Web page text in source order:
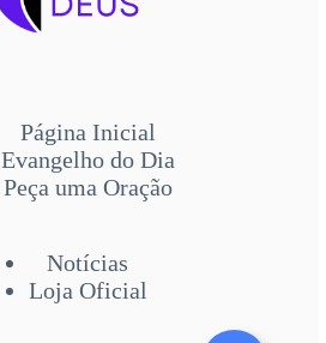
Página Inicial
Evangelho do Dia
Peça uma Oração
Notícias
Loja Oficial